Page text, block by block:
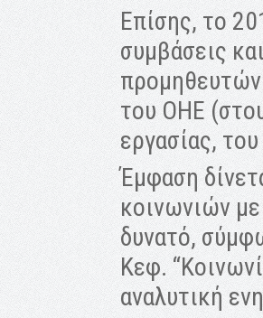
Επίσης, το
συμβάσεις
του ΟΗΕ
εργασίας,
Έμφαση
κοινωνιών
δυνατό,
Κεφ.
αναλυτική